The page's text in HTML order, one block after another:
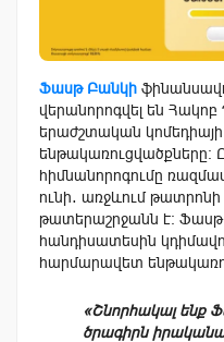
Ֆասթ Բանկի
վերանորոգվել են
երաժշտական
ենթակառուցվածքները։
հիմնանորոգումը
ունի․ առջևում
թատերաշրջանն է։
հանդիսատեսին
հարմարավետ
«Շնորհակալ ենք
ծրագիրն